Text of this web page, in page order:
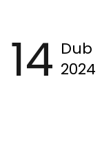
14 Dub
2024